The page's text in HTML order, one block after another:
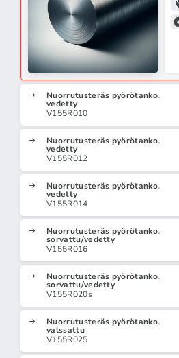
Nuorrutusteräs pyörötanko,
vedetty
V155R010
Nuorrutusteräs pyörötanko,
vedetty
V155R012
Nuorrutusteräs pyörötanko,
vedetty
V155R014
Nuorrutusteräs pyörötanko,
sorvattu/vedetty
V155R016
Nuorrutusteräs pyörötanko,
sorvattu/vedetty
V155R020s
Nuorrutusteräs pyörötanko,
valssattu
V155R025